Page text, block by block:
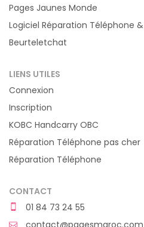
Pages Jaunes Monde
Logiciel Réparation Téléphone
Beurteletchat
LIENS UTILES
Connexion
Inscription
KOBC Handcarry OBC
Réparation Téléphone pas cher
Réparation Téléphone
CONTACT
01 84 73 24 55